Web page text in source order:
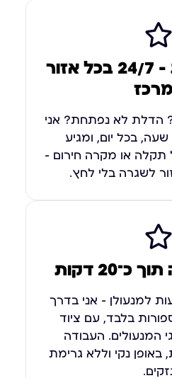
זמינות מיידית – 24/7 בכל אזור
הדלת לא נפתחת? אני
שעה, בכל יום, ומגיע
תקלה או מקרה חירום –
לשגרה בלי לחץ.
דקות
למנעולן – אני בדרך
בלבד, עם ציוד
המנעולים. העבודה
נקי וללא גרימת